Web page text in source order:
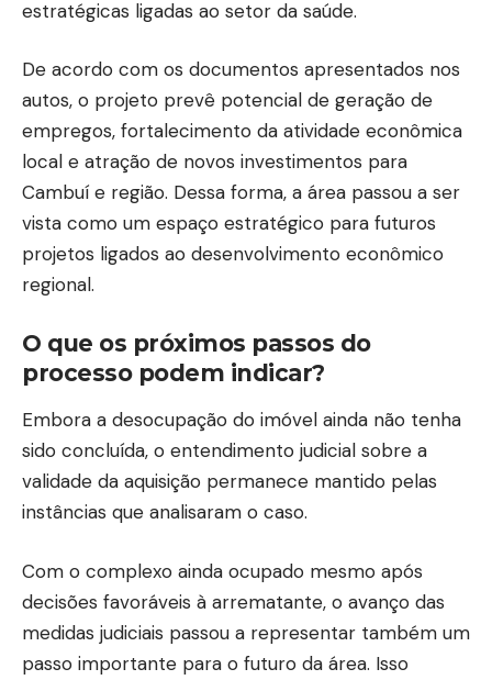
estratégicas ligadas ao setor da saúde.
De acordo com os documentos apresentados nos
autos, o projeto prevê potencial de geração de
empregos, fortalecimento da atividade econômica
local e atração de novos investimentos para
Cambuí e região. Dessa forma, a área passou a ser
vista como um espaço estratégico para futuros
projetos ligados ao desenvolvimento econômico
regional.
O que os próximos passos do
processo podem indicar?
Embora a desocupação do imóvel ainda não tenha
sido concluída, o entendimento judicial sobre a
validade da aquisição permanece mantido pelas
instâncias que analisaram o caso.
Com o complexo ainda ocupado mesmo após
decisões favoráveis à arrematante, o avanço das
medidas judiciais passou a representar também um
passo importante para o futuro da área. Isso